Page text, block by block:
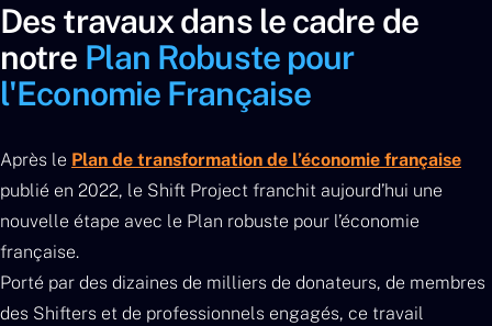
Des travaux dans le cadre de
notre Plan Robuste pour
l'Economie Française
Après le Plan de transformation de l’économie française
publié en 2022, le Shift Project franchit aujourd’hui une
nouvelle étape avec le Plan robuste pour l’économie
française.
Porté par des dizaines de milliers de donateurs, de membres
des Shifters et de professionnels engagés, ce travail